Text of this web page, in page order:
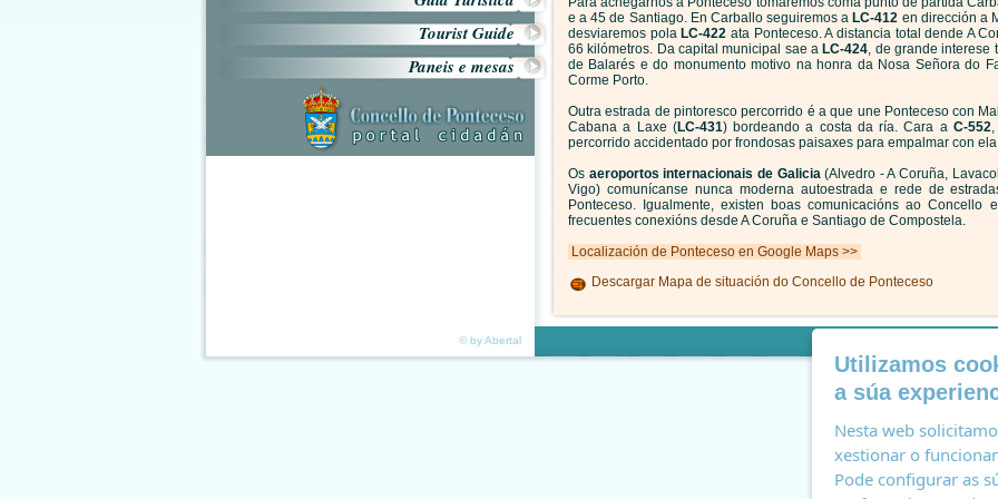
Tourist Guide
Paneis e mesas
e a 45 de Santiago. En Carballo seguiremos a LC-412 en dirección a
desviaremos pola LC-422 ata Ponteceso. A distancia total dende A
66 kilómetros. Da capital municipal sae a LC-424, de grande interese
de Balarés e do monumento motivo na honra da Nosa Señora do
Corme Porto.
Outra estrada de pintoresco percorrido é a que une Ponteceso con
Cabana a Laxe (LC-431) bordeando a costa da ría. Cara a C-552,
percorrido accidentado por frondosas paisaxes para empalmar con
Os aeroportos internacionais de Galicia(Alvedro - A Coruña,
Vigo) comunícanse nunca moderna autoestrada e rede de
Ponteceso. Igualmente, existen boas comunicacións ao Concello
frecuentes conexións desde A Coruña e Santiago de Compostela.
Localización de Ponteceso en Google Maps >>
Descargar Mapa de situación do Concello de Ponteceso
© by Abertal
Utilizamos
a súa
Nesta web
xestionar o
Pode configurar as